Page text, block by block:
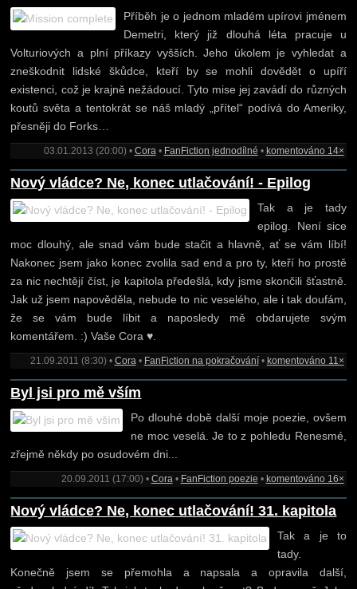
Příběh je o jednom mladém upírovi jménem
Demetri, který již dlouhá léta pracuje u
Volturiových a plní příkazy vyšších. Jeho úkolem je vyhledat a
zneškodnit lidské škůdce, kteří by se mohli dovědět o upíří
existenci, což je krajně nežádoucí. Tyto mise jej zavádí do různých
koutů světa a tentokrát se náš mladý „přítel“ podívá do Ameriky,
přesněji do Forks…
03.01.2013 (20:00) • Cora• FanFiction jednodílné • komentováno 14×
Nový vládce? Ne, konec utlačování! - Epilog
Tak a je tady
epilog. Není sice
moc dlouhý, ale snad vám bude stačit a hlavně, ať se vám líbí!
Nakonec jsem jako konec zvolila sad end a pro ty, kteří ho prostě
za nic nechtějí číst, je kapitola předešlá, kdy jsme skončili šťastně.
Jak už jsem napověděla, nebude to nic veselého, ale i tak doufám,
že se vám bude líbit a naposledy mě obdarujete svým
komentářem. :) Vaše Cora ♥.
21.09.2011 (8:30) • Cora• FanFiction na pokračování• komentováno 11×
Byl jsi pro mě vším
Po dlouhé době další moje poezie, ovšem
ne moc veselá. Je to z pohledu Renesmé,
zřejmě někdy po osudovém dni...
20.09.2011 (17:00) • Cora• FanFiction poezie • komentováno 16×
Nový vládce? Ne, konec utlačování! 31. kapitola
Tak a je to
tady.
Konečně jsem se přemohla a napsala a opravila další,